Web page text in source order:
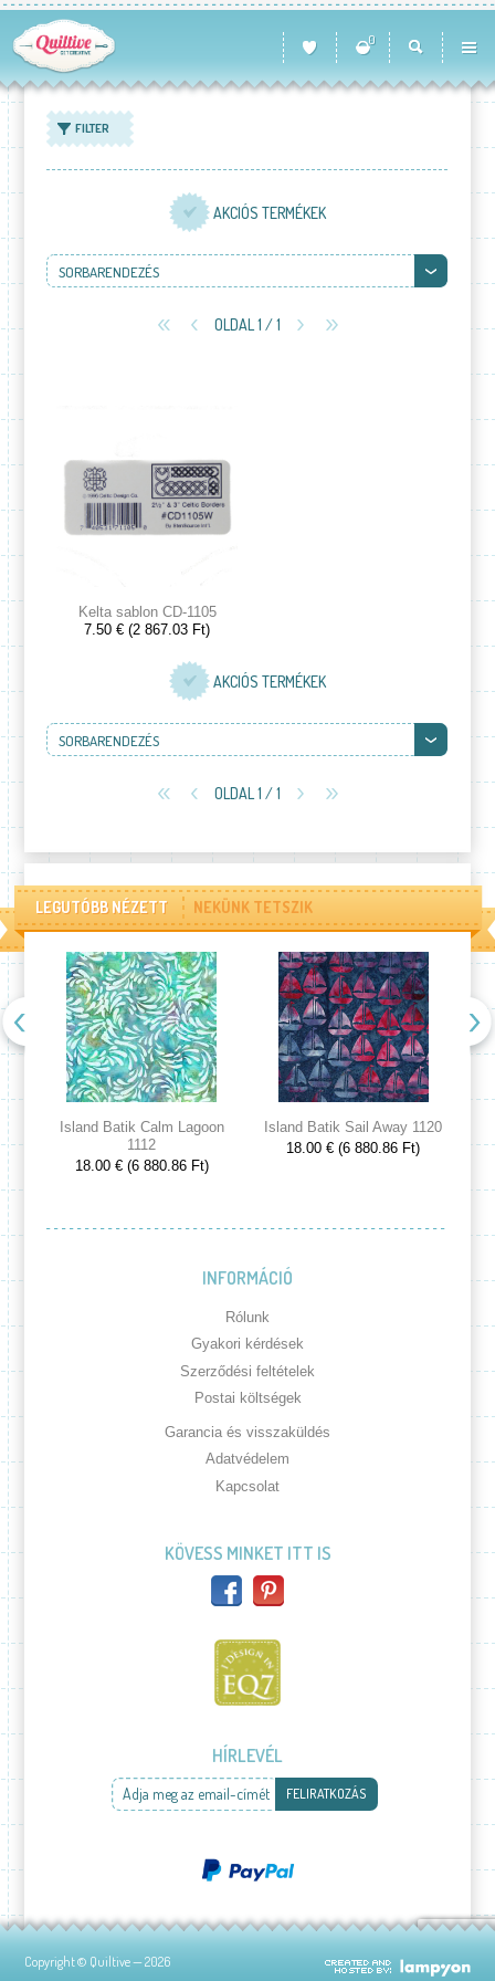
0
FILTER
AKCIÓS TERMÉKEK
SORBARENDEZÉS
OLDAL 1 / 1
Kelta sablon CD-1105
7.50 € (2 867.03 Ft)
AKCIÓS TERMÉKEK
SORBARENDEZÉS
OLDAL 1 / 1
LEGUTÓBB NÉZETT NEKÜNK TETSZIK
Island Batik Calm Lagoon
1112
18.00 € (6 880.86 Ft)
Island Batik Sail Away 1120
18.00 € (6 880.86 Ft)
INFORMÁCIÓ
Rólunk
Gyakori kérdések
Szerződési feltételek
Postai költségek
Garancia és visszaküldés
Adatvédelem
Kapcsolat
KÖVESS MINKET ITT IS
HÍRLEVÉL
Adja meg az email-címét FELIRATKOZÁS
Copyright © Quiltive — 2026